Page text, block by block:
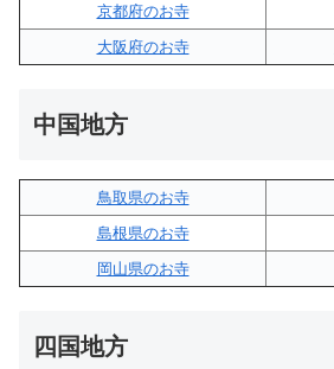
京都府のお寺
大阪府のお寺
中国地方
鳥取県のお寺
島根県のお寺
岡山県のお寺
四国地方